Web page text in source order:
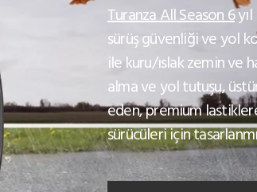
Turanza All Season 6yıl
sürüş güvenliği ve yol
ile kuru/ıslak zemin ve
alma ve yol tutuşu,
eden, premium
sürücüleri için